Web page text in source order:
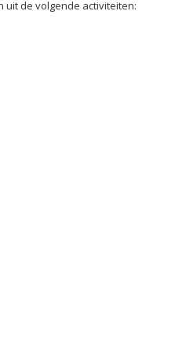
uit de volgende activiteiten: